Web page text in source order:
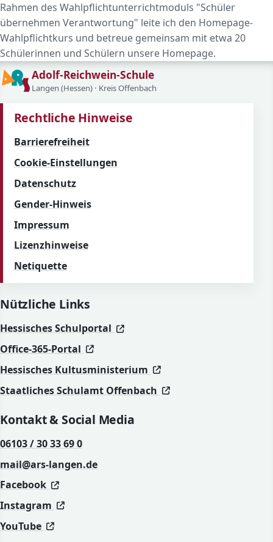
Rahmen des Wahlpflichtunterrichtmoduls "Schüler
übernehmen Verantwortung" leite ich den Homepage-
Wahlpflichtkurs und betreue gemeinsam mit etwa 20
Schülerinnen und Schülern unsere Homepage.
Adolf-Reichwein-Schule
Langen (Hessen) · Kreis Offenbach
Rechtliche Hinweise
Barrierefreiheit
Cookie-Einstellungen
Datenschutz
Gender-Hinweis
Impressum
Lizenzhinweise
Netiquette
Nützliche Links
Hessisches Schulportal (öffnet in neuem Fenster)
(öffnet in neuem Fenster)
Office-365-Portal
(öffnet in neuem Fenster)
(öffnet in neuem Fenster)
Hessisches Kultusministerium
(öffnet in neuem
(öffnet in neuem
Staatliches Schulamt Offenbach
(öffnet in neuem
(öffnet in neuem
Kontakt & Social Media
06103 / 30 33 69 0
mail@ars-langen.de
Facebook
(öffnet in neuem Fenster)
(öffnet in neuem Fenster)
Instagram
(öffnet in neuem Fenster)
(öffnet in neuem Fenster)
YouTube
(öffnet in neuem Fenster)
(öffnet in neuem Fenster)